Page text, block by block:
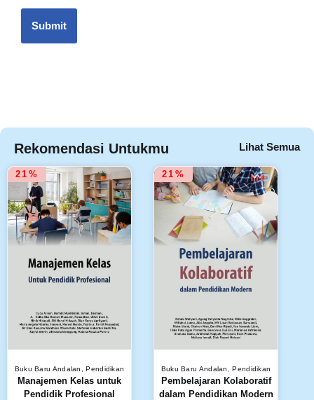
Rekomendasi Untukmu Lihat Semua
21%
Buku Baru Andalan ,Pendidikan
Manajemen Kelas untuk
Pendidik Profesional
21%
Buku Baru Andalan ,Pendidikan
Pembelajaran Kolaboratif
dalam Pendidikan Modern